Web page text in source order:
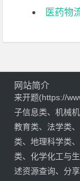
医药物
网站简介
来开题(https://
子信息类、机械
教育类、法学类
类、地理科学类
类、化学化工与
述资源查询、分